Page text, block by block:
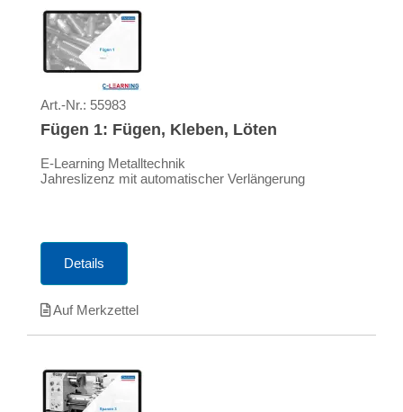
Art.-Nr.: 55983
Fügen 1: Fügen, Kleben, Löten
E-Learning Metalltechnik
Jahreslizenz mit automatischer Verlängerung
Details
Auf Merkzettel